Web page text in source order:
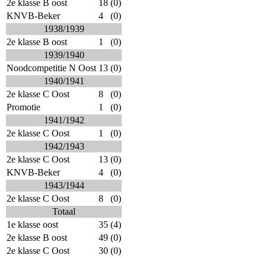
2e klasse B oost
18 (0)
KNVB-Beker
4
(0)
1938/1939
2e klasse B oost
1
(0)
1939/1940
Noodcompetitie N Oost 13 (0)
1940/1941
2e klasse C Oost
8
(0)
Promotie
1
(0)
1941/1942
2e klasse C Oost
1
(0)
1942/1943
2e klasse C Oost
13 (0)
KNVB-Beker
4
(0)
1943/1944
2e klasse C Oost
8
(0)
Totaal
1e klasse oost
35 (4)
2e klasse B oost
49 (0)
2e klasse C Oost
30 (0)